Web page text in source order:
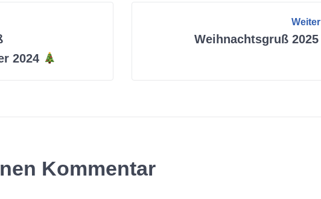
2024
Weiter
Weihnachtsgruß 2025
Kommentar